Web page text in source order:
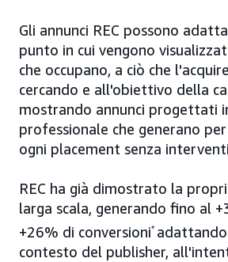
Gli annunci REC possono
punto in cui vengono
che occupano, a ciò che
cercando e all'obiettivo della
mostrando annunci progettati
professionale che generano
ogni placement senza
REC ha già dimostrato la
larga scala, generando fino al
+26% di conversioni*
contesto del publisher,